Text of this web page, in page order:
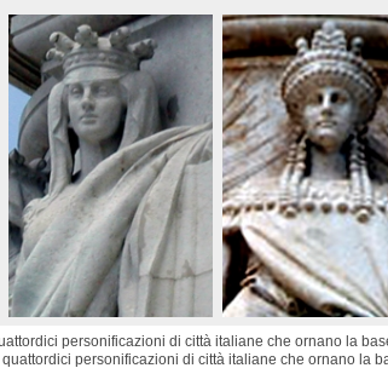
personificazioni di città italiane che ornano la
personificazioni di città italiane che ornano la